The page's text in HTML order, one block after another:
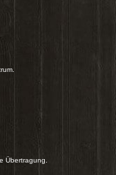
Übertragung.